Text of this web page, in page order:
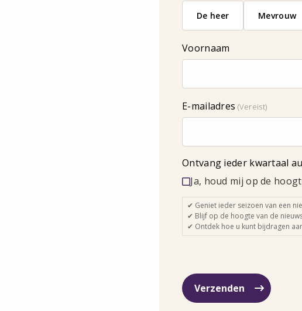
De heer Mevrouw
Voornaam
E-mailadres (Vereist)
Ontvang ieder kwartaal
Ja, houd mij op de
✔ Geniet ieder seizoen van een
✔ Blijf op de hoogte van de
✔ Ontdek hoe u kunt bijdragen